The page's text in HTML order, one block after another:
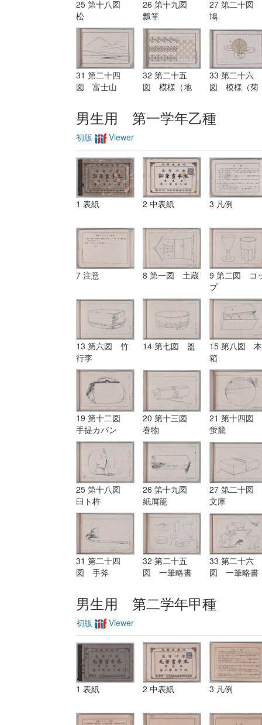
25 第十八図
松
26 第十九図
瓢箪
27 第二十図
鳩
31 第二十四
図 富士山
32 第二十五
図 模様（地
33 第二十六
図 模様（菊
男生用 第一学年乙種
初版 Viewer
1 表紙 2 中表紙 3 凡例
7 注意 8 第一図 土蔵
9 第二図 コ
プ
13 第六図 竹
行李
14 第七図 盥
15 第八図 本
箱
19 第十二図
手提カバン
20 第十三図
巻物
21 第十四図
蛍籠
25 第十八図
臼ト杵
26 第十九図
紙屑籠
27 第二十図
文庫
31 第二十四
図 手斧
32 第二十五
図 一筆略書
33 第二十六
図 一筆略書
男生用 第二学年甲種
初版 Viewer
1 表紙 2 中表紙 3 凡例